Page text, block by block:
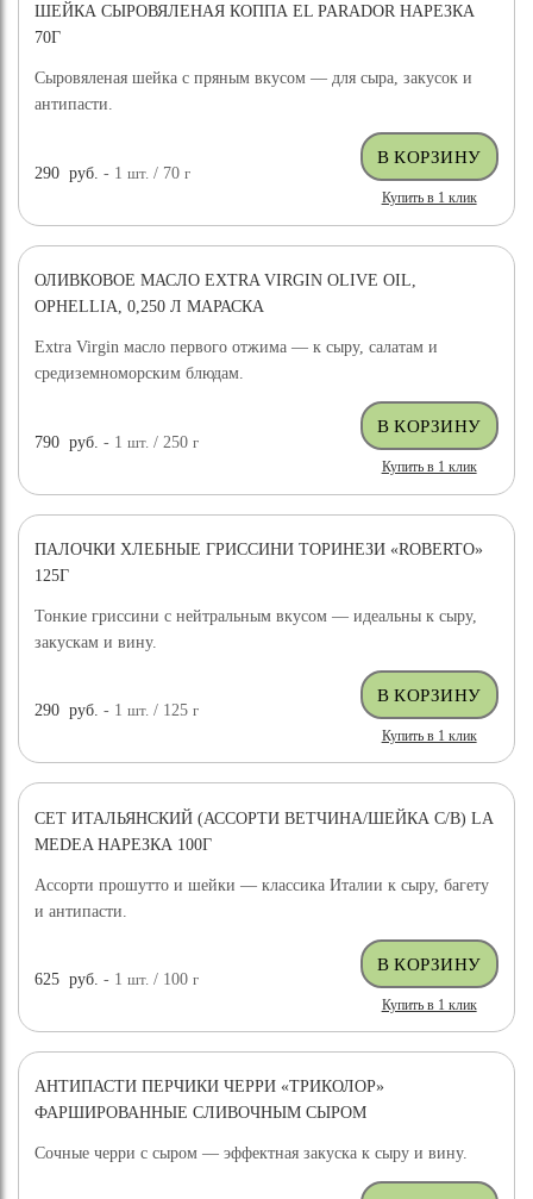
ШЕЙКА СЫРОВЯЛЕНАЯ КОППА EL PARADOR НАРЕЗКА
70Г
Сыровяленая шейка с пряным вкусом — для сыра, закусок и
антипасти.
290 руб. - 1шт. / 70г
Купить в 1 клик
ОЛИВКОВОЕ МАСЛО EXTRA VIRGIN OLIVE OIL,
OPHELLIA, 0,250 Л МАРАСКА
Extra Virgin масло первого отжима — к сыру, салатам и
средиземноморским блюдам.
790 руб. - 1шт. / 250г
Купить в 1 клик
ПАЛОЧКИ ХЛЕБНЫЕ ГРИССИНИ ТОРИНЕЗИ «ROBERTO»
125Г
Тонкие гриссини с нейтральным вкусом — идеальны к сыру,
закускам и вину.
290 руб. - 1шт. / 125г
Купить в 1 клик
СЕТ ИТАЛЬЯНСКИЙ (АССОРТИ ВЕТЧИНА/ШЕЙКА С/В) LA
MEDEA НАРЕЗКА 100Г
Ассорти прошутто и шейки — классика Италии к сыру, багету
и антипасти.
625 руб. - 1шт. / 100г
Купить в 1 клик
АНТИПАСТИ ПЕРЧИКИ ЧЕРРИ «ТРИКОЛОР»
ФАРШИРОВАННЫЕ СЛИВОЧНЫМ СЫРОМ
Сочные черри с сыром — эффектная закуска к сыру и вину.